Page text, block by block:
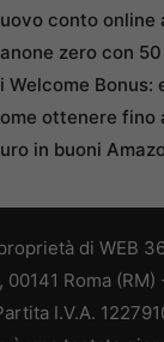
conto online
zero con
Welcome Bonus:
ottenere fino
in buoni
di WEB
00141 Roma
I.V.A.